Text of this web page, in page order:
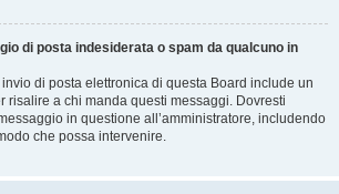
di posta indesiderata o spam da qualcuno in
di posta elettronica di questa Board include un
risalire a chi manda questi messaggi. Dovresti
in questione all’amministratore, includendo
che possa intervenire.